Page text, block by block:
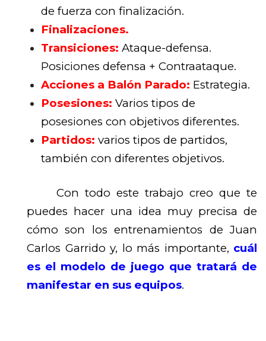
de fuerza con finalización.
Finalizaciones.
Transiciones: Ataque-defensa.
Posiciones defensa + Contraataque.
Acciones a Balón Parado: Estrategia.
Posesiones: Varios tipos de
posesiones con objetivos diferentes.
Partidos: varios tipos de partidos,
también con diferentes objetivos.
Con todo este trabajo creo que te
puedes hacer una idea muy precisa de
cómo son los entrenamientos de Juan
Carlos Garrido y, lo más importante, cuál
es el modelo de juego que tratará de
manifestar en sus equipos.